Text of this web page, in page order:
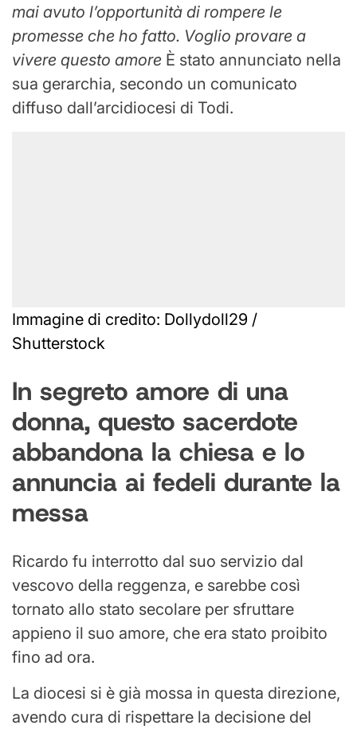
mai avuto l’opportunità di rompere le
promesse che ho fatto. Voglio provare a
vivere questo amore È stato annunciato nella
sua gerarchia, secondo un comunicato
diffuso dall’arcidiocesi di Todi.
Immagine di credito: Dollydoll29 /
Shutterstock
In segreto amore di una
donna, questo sacerdote
abbandona la chiesa e lo
annuncia ai fedeli durante la
messa
Ricardo fu interrotto dal suo servizio dal
vescovo della reggenza, e sarebbe così
tornato allo stato secolare per sfruttare
appieno il suo amore, che era stato proibito
fino ad ora.
La diocesi si è già mossa in questa direzione,
avendo cura di rispettare la decisione del